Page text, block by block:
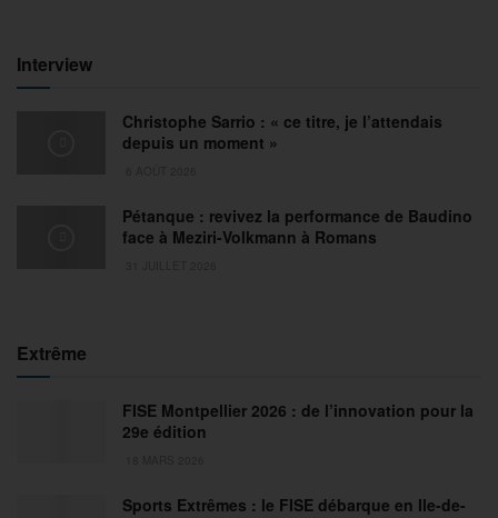
Interview
Christophe Sarrio : « ce titre, je l’attendais
depuis un moment »
Pétanque : revivez la performance de Baudino
face à Meziri-Volkmann à Romans
Extrême
FISE Montpellier 2026 : de l’innovation pour la
29e édition
Sports Extrêmes : le FISE débarque en Ile-de-